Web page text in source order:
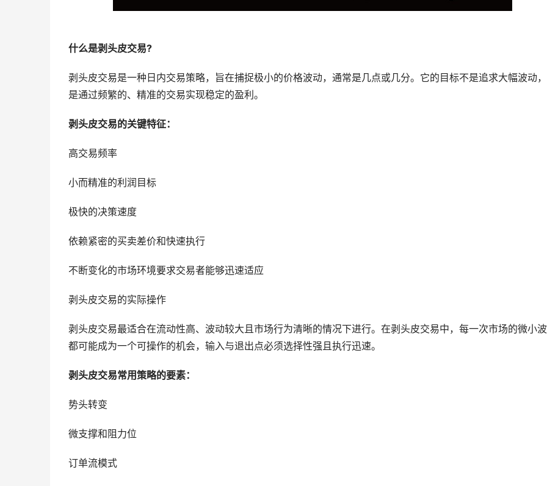
什么是剥头皮交易?
剥头皮交易是一种日内交易策略，旨在捕捉极小的价格波动，通常是几点或几分。它的目标不是追求大幅波动
是通过频繁的、精准的交易实现稳定的盈利。
剥头皮交易的关键特征：
高交易频率
小而精准的利润目标
极快的决策速度
依赖紧密的买卖差价和快速执行
不断变化的市场环境要求交易者能够迅速适应
剥头皮交易的实际操作
剥头皮交易最适合在流动性高、波动较大且市场行为清晰的情况下进行。在剥头皮交易中，每一次市场的微小
都可能成为一个可操作的机会，输入与退出点必须选择性强且执行迅速。
剥头皮交易常用策略的要素：
势头转变
微支撑和阻力位
订单流模式